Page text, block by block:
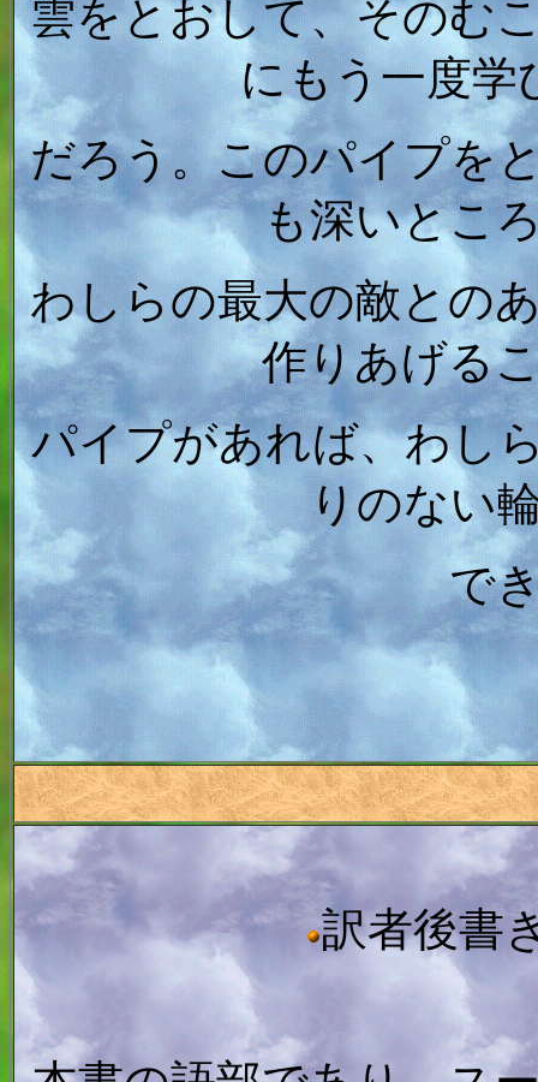
雲をとおして、そのむ
にもう一度学
だろう。このパイプを
も深いとこ
わしらの最大の敵との
作りあげる
パイプがあれば、わし
りのない
で
訳者後書